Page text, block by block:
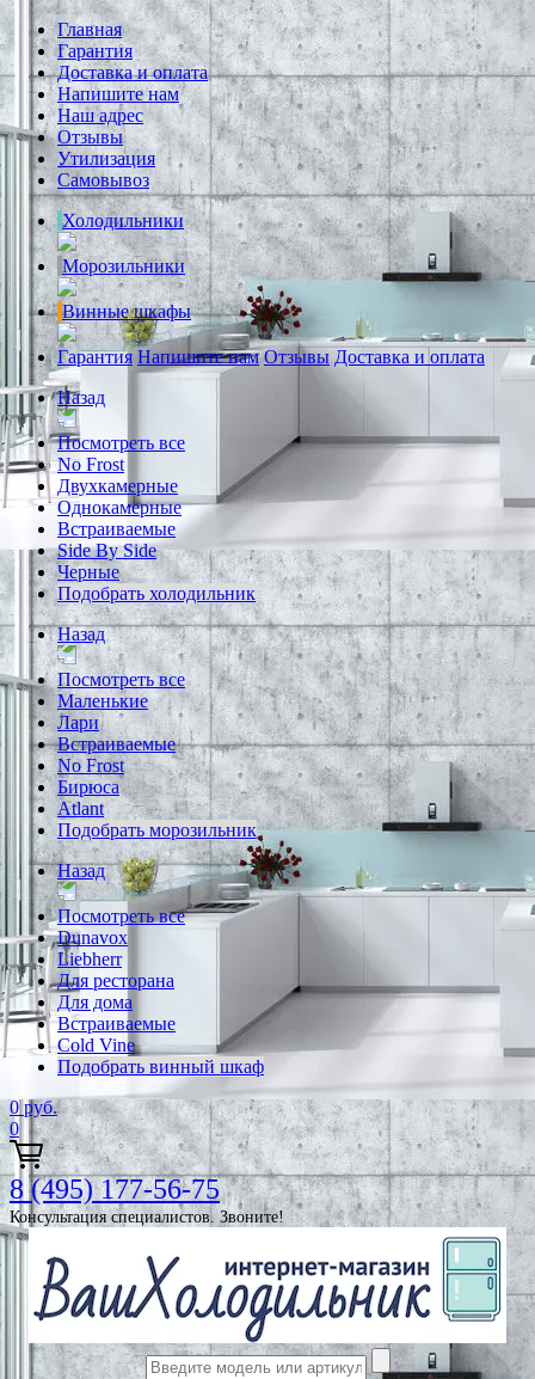
Главная
Гарантия
Доставка и оплата
Напишите нам
Наш адрес
Отзывы
Утилизация
Самовывоз
Холодильники
Морозильники
Винные шкафы
Гарантия Напишите нам Отзывы Доставка и оплата
Назад
Посмотреть все
No Frost
Двухкамерные
Однокамерные
Встраиваемые
Side By Side
Черные
Подобрать холодильник
Назад
Посмотреть все
Маленькие
Лари
Встраиваемые
No Frost
Бирюса
Atlant
Подобрать морозильник
Назад
Посмотреть все
Dunavox
Liebherr
Для ресторана
Для дома
Встраиваемые
Cold Vine
Подобрать винный шкаф
0 руб.
0
8 (495) 177-56-75
Консультация специалистов. Звоните!